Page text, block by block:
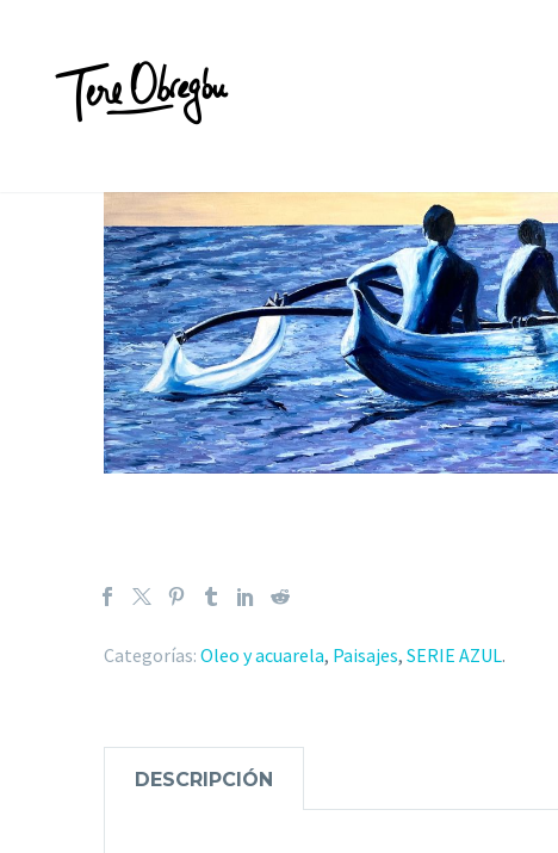
Categorías: Oleo y acuarela, Paisajes, SERIE AZUL.
DESCRIPCIÓN